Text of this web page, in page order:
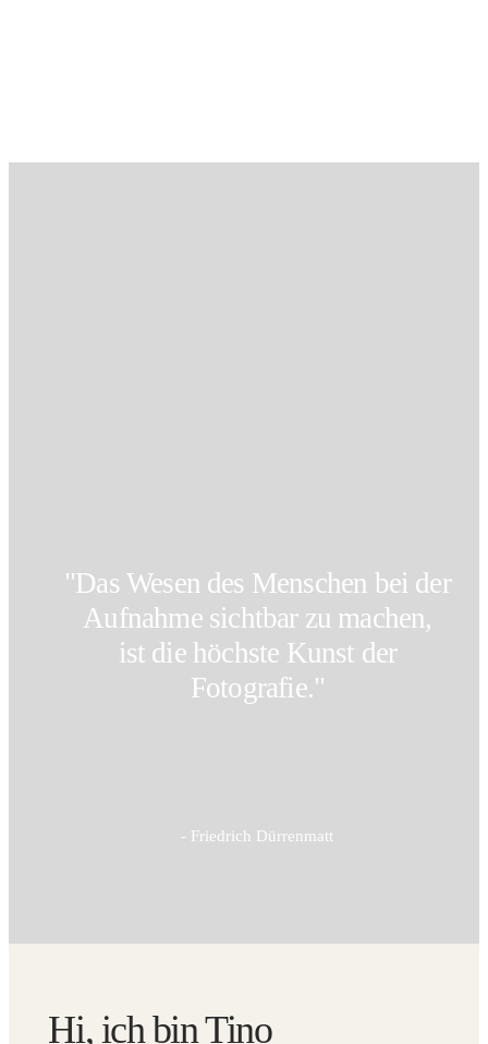
"Das Wesen des Menschen bei der
Aufnahme sichtbar zu machen,
ist die höchste Kunst der
Fotografie."
- Friedrich Dürrenmatt
Hi, ich bin Tino